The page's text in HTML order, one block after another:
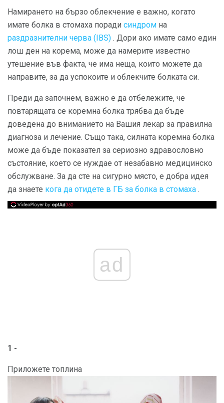
Намирането на бързо облекчение е важно, когато
имате болка в стомаха поради синдром на
раздразнителни черва (IBS) . Дори ако имате само един
лош ден на корема, може да намерите известно
утешение във факта, че има неща, които можете да
направите, за да успокоите и облекчите болката си.
Преди да започнем, важно е да отбележите, че
повтарящата се коремна болка трябва да бъде
доведена до вниманието на Вашия лекар за правилна
диагноза и лечение. Също така, силната коремна болка
може да бъде показател за сериозно здравословно
състояние, което се нуждае от незабавно медицинско
обслужване. За да сте на сигурно място, е добра идея
да знаете кога да отидете в ГБ за болка в стомаха .
ad
1 -
Приложете топлина